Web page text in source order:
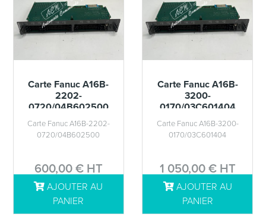
Carte Fanuc A16B-
2202-
0720/04B602500
Carte Fanuc A16B-2202-
0720/04B602500
600,00 € HT
AJOUTER AU
PANIER
Carte Fanuc A16B-
3200-
0170/03C601404
Carte Fanuc A16B-3200-
0170/03C601404
1 050,00 € HT
AJOUTER AU
PANIER